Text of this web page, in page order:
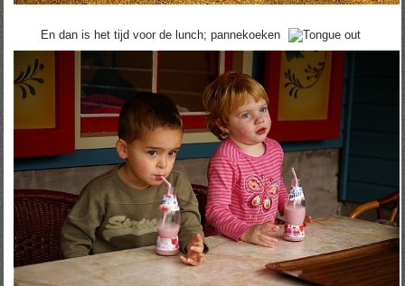
En dan is het tijd voor de lunch; pannekoeken